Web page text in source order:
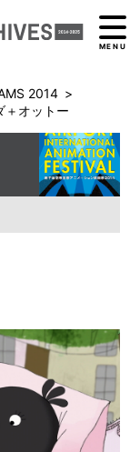
MENU
2014 >
＋オットー